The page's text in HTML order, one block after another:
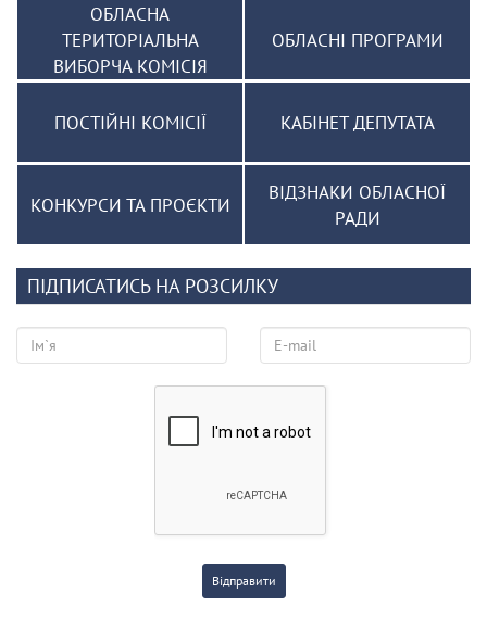
ОБЛАСНА
ТЕРИТОРІАЛЬНА
ВИБОРЧА КОМІСІЯ
ОБЛАСНІ ПРОГРАМИ
ПОСТІЙНІ КОМІСІЇ КАБІНЕТ ДЕПУТАТА
КОНКУРСИ ТА ПРОЄКТИ
ВІДЗНАКИ ОБЛАСНОЇ
РАДИ
ПІДПИСАТИСЬ НА РОЗСИЛКУ
Відправити